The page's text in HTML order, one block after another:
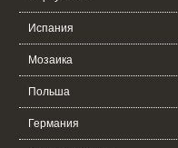
Испания
Мозаика
Польша
Германия